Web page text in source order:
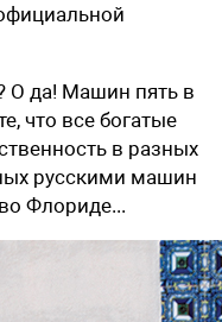
О да! Машин пять в
что все богатые
в разных
русскими машин
Флориде...